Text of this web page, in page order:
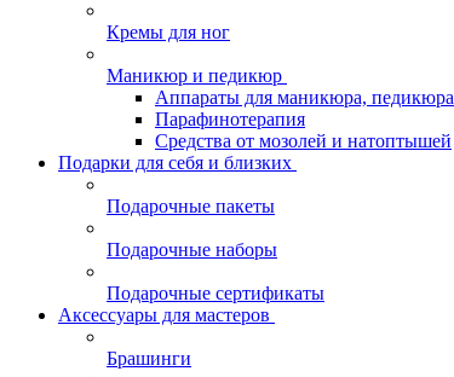
Кремы для ног
Маникюр и педикюр
Аппараты для маникюра, педикюра
Парафинотерапия
Средства от мозолей и натоптышей
Подарки для себя и близких
Подарочные пакеты
Подарочные наборы
Подарочные сертификаты
Аксессуары для мастеров
Брашинги